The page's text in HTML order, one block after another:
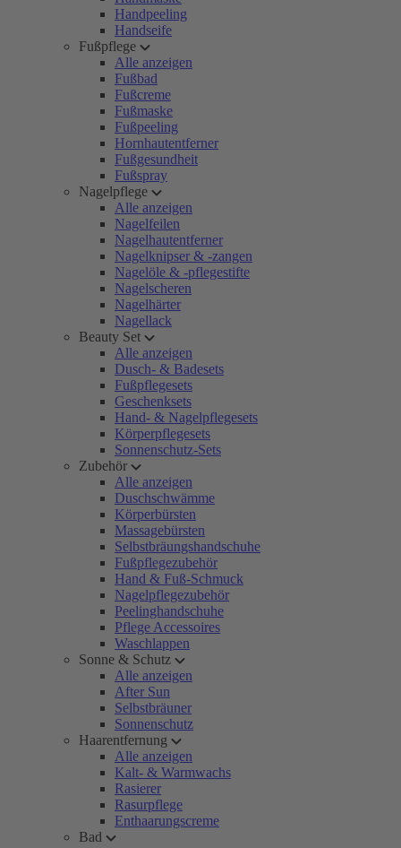
Handpeeling
Handseife
Fußpflege
Alle anzeigen
Fußbad
Fußcreme
Fußmaske
Fußpeeling
Hornhautentferner
Fußgesundheit
Fußspray
Nagelpflege
Alle anzeigen
Nagelfeilen
Nagelhautentferner
Nagelknipser & -zangen
Nagelöle & -pflegestifte
Nagelscheren
Nagelhärter
Nagellack
Beauty Set
Alle anzeigen
Dusch- & Badesets
Fußpflegesets
Geschenksets
Hand- & Nagelpflegesets
Körperpflegesets
Sonnenschutz-Sets
Zubehör
Alle anzeigen
Duschschwämme
Körperbürsten
Massagebürsten
Selbstbräungshandschuhe
Fußpflegezubehör
Hand & Fuß-Schmuck
Nagelpflegezubehör
Peelinghandschuhe
Pflege Accessoires
Waschlappen
Sonne & Schutz
Alle anzeigen
After Sun
Selbstbräuner
Sonnenschutz
Haarentfernung
Alle anzeigen
Kalt- & Warmwachs
Rasierer
Rasurpflege
Enthaarungscreme
Bad